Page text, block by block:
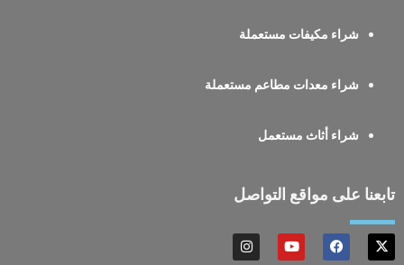
شراء مكيفات مستعملة
شراء معدات مطاعم مستعملة
شراء أثاث مستعمل
تابعنا على مواقع التواصل